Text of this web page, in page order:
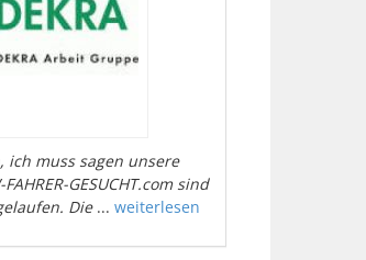
ich muss sagen unsere
GESUCHT.com sind
Die... weiterlesen